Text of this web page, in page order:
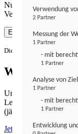
Nutzen Sie
Verwendung von
Einverstanden
Die Zustimmung ist
Werbefrei
Unabhängiger
Lesen Sie
(jährliche Abrechnung).
Jetzt abonnieren
Verwendung
2 Partner
Messung der
1 Partner
- mit
1 Partner
Analyse von
1 Partner
- mit
1 Partner
Entwicklung